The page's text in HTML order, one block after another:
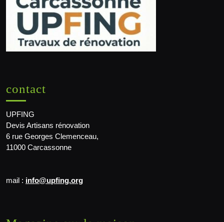
contact
UPFING
Devis Artisans rénovation
6 rue Georges Clemenceau,
11000 Carcassonne
mail : info@upfing.org